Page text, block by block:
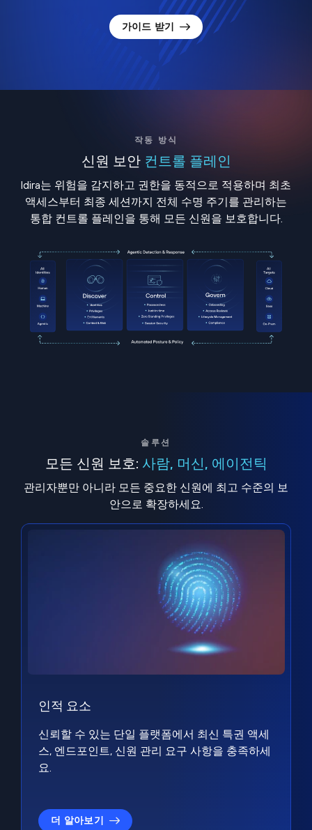
가이드 받기
작동 방식
신원 보안 컨트롤 플레인
Idira는 위험을 감지하고 권한을 동적으로 적용하며 최초
액세스부터 최종 세션까지 전체 수명 주기를 관리하는
통합 컨트롤 플레인을 통해 모든 신원을 보호합니다.
솔루션
모든 신원 보호: 사람, 머신, 에이전틱
관리자뿐만 아니라 모든 중요한 신원에 최고 수준의 보
안으로 확장하세요.
인적 요소
신뢰할 수 있는 단일 플랫폼에서 최신 특권 액세
스, 엔드포인트, 신원 관리 요구 사항을 충족하세
요.
더 알아보기